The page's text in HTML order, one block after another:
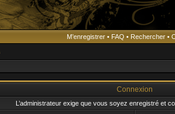
M’enregistrer • FAQ • Rechercher •
Connexion
L’administrateur exige que vous soyez enregistré et